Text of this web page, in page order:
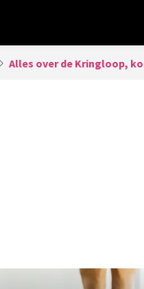
Alles over de Kringloop,